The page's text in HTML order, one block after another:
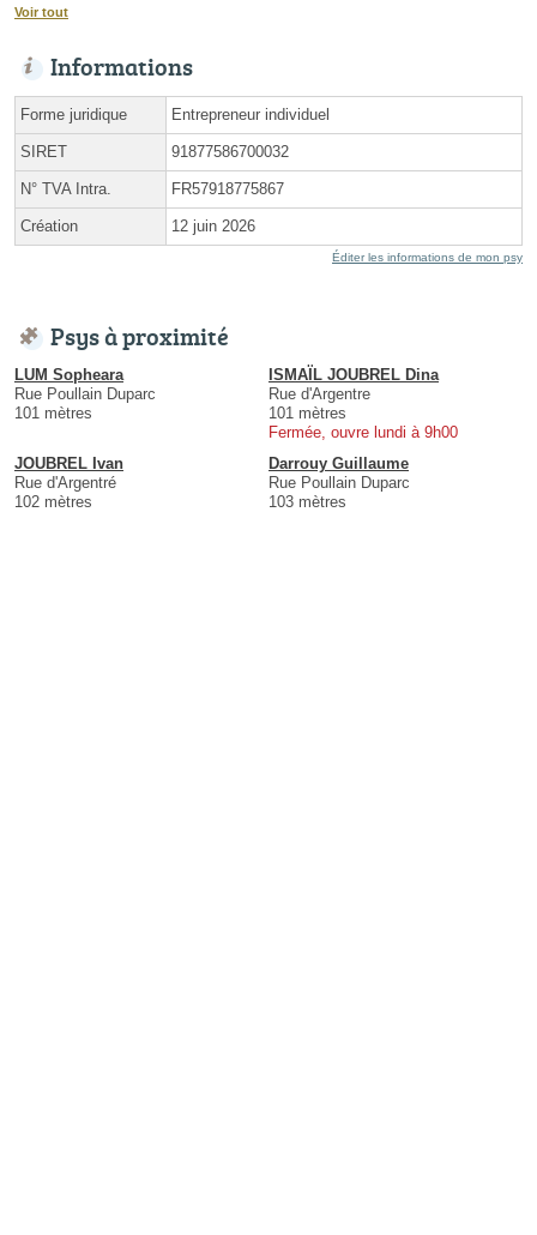
Voir tout
Informations
Forme juridique Entrepreneur individuel
SIRET 91877586700032
N° TVA Intra. FR57918775867
Création 12 juin 2026
Éditer les informations de mon psy
Psys à proximité
LUM Sopheara
Rue Poullain Duparc
101 mètres
ISMAÏL JOUBREL Dina
Rue d'Argentre
101 mètres
Fermée, ouvre lundi à 9h00
JOUBREL Ivan
Rue d'Argentré
102 mètres
Darrouy Guillaume
Rue Poullain Duparc
103 mètres